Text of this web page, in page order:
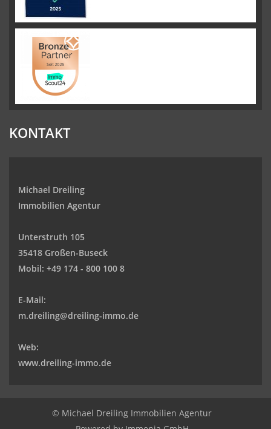
KONTAKT
Michael Dreiling
Immobilien Agentur
Unterstruth 105
35418 Großen-Buseck
Mobil: +49 174 - 800 100 8
E-Mail:
m.dreiling@dreiling-immo.de
Web:
www.dreiling-immo.de
© Michael Dreiling Immobilien Agentur